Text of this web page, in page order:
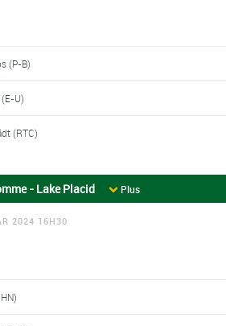
(P-B)
U)
(RTC)
- Lake Placid Plus
2024 16H30